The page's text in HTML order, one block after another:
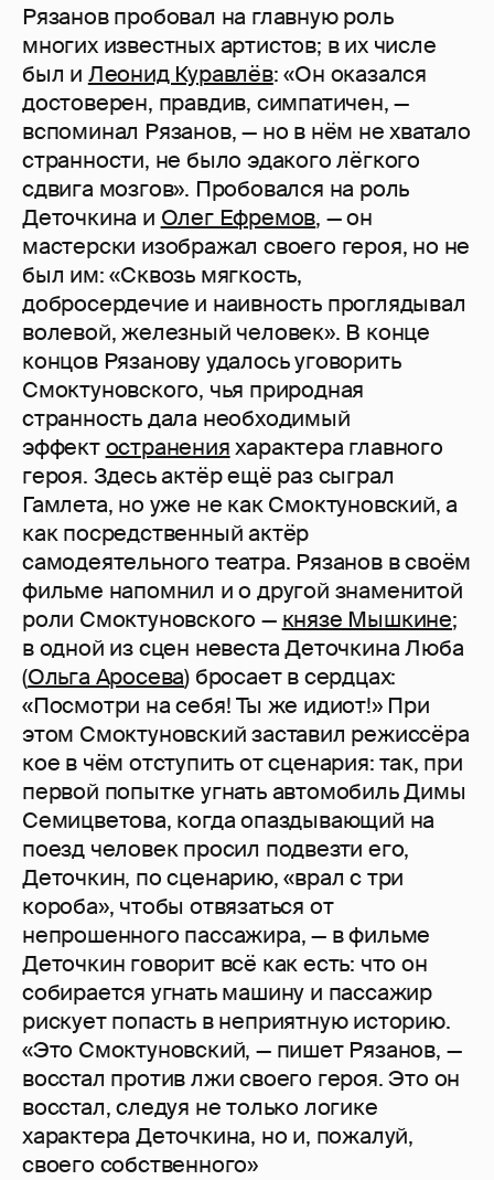
Рязанов пробовал на главную роль
многих известных артистов; в их числе
был и Леонид Куравлёв: «Он оказался
достоверен, правдив, симпатичен, —
вспоминал Рязанов, — но в нём не хватало
странности, не было эдакого лёгкого
сдвига мозгов». Пробовался на роль
Деточкина и Олег Ефремов, — он
мастерски изображал своего героя, но не
был им: «Сквозь мягкость,
добросердечие и наивность проглядывал
волевой, железный человек». В конце
концов Рязанову удалось уговорить
Смоктуновского, чья природная
странность дала необходимый
эффектостраненияхарактера главного
героя. Здесь актёр ещё раз сыграл
Гамлета, но уже не как Смоктуновский, а
как посредственный актёр
самодеятельного театра. Рязанов в своём
фильме напомнил и о другой знаменитой
роли Смоктуновского — князе Мышкине;
в одной из сцен невеста Деточкина Люба
(Ольга Аросева) бросает в сердцах:
«Посмотри на себя! Ты же идиот!» При
этом Смоктуновский заставил режиссёра
кое в чём отступить от сценария: так, при
первой попытке угнать автомобиль Димы
Семицветова, когда опаздывающий на
поезд человек просил подвезти его,
Деточкин, по сценарию, «врал с три
короба», чтобы отвязаться от
непрошенного пассажира, — в фильме
Деточкин говорит всё как есть: что он
собирается угнать машину и пассажир
рискует попасть в неприятную историю.
«Это Смоктуновский, — пишет Рязанов, —
восстал против лжи своего героя. Это он
восстал, следуя не только логике
характера Деточкина, но и, пожалуй,
своего собственного»